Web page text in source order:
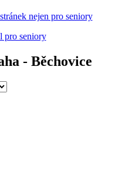
nejen pro seniory
- Běchovice